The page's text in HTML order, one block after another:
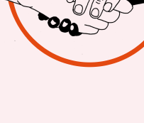
spricht
der